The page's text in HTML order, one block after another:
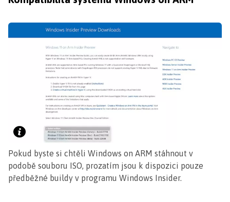
Pokud byste si chtěli Windows on ARM stáhnout v
podobě souboru ISO, prozatím jsou k dispozici pouze
předběžné buildy v programu Windows Insider.